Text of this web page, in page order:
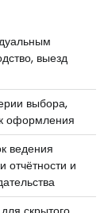
выезд
выбора,
оформления
ведения
отчётности и